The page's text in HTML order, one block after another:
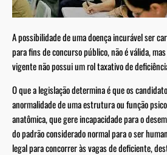
A possibilidade de uma doença incurável ser
para fins de concurso público, não é válida,
vigente não possui um rol taxativo de
O que a legislação determina é que os
anormalidade de uma estrutura ou função
anatômica, que gere incapacidade para o
do padrão considerado normal para o ser
legal para concorrer às vagas de deficiente,